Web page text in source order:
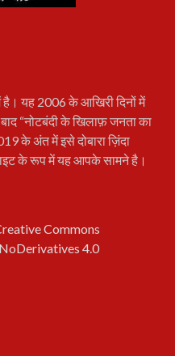
है। यह 2006 के आखिरी दिनों में
“नोटबंदी के खिलाफ़ जनता का
के अंत में इसे दोबारा ज़िंदा
के रूप में यह आपके सामने है।
Commons
4.0